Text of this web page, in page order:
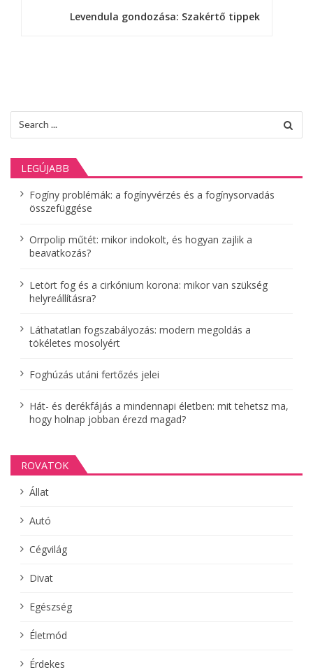
s
n
a
v
i
g
á
i
Levendula gondozása: Szakértő tippek
for:
LEGÚJABB
Fogíny problémák: a fogínyvérzés és a fogínysorvadás
összefüggése
Orrpolip műtét: mikor indokolt, és hogyan zajlik a
beavatkozás?
Letört fog és a cirkónium korona: mikor van szükség
helyreállításra?
Láthatatlan fogszabályozás: modern megoldás a
tökéletes mosolyért
Foghúzás utáni fertőzés jelei
Hát- és derékfájás a mindennapi életben: mit tehetsz ma,
hogy holnap jobban érezd magad?
ROVATOK
Állat
Autó
Cégvilág
Divat
Egészség
Életmód
Érdekes